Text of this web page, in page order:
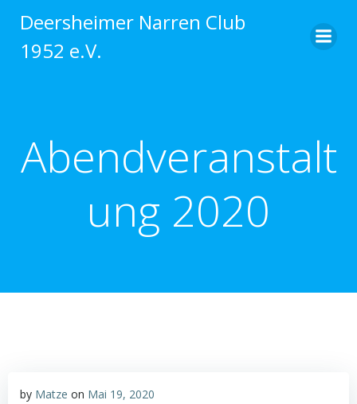
Inhalt
Deersheimer Narren Club
1952 e.V.
Abendveranstalt
ung 2020
by Matze on Mai 19, 2020